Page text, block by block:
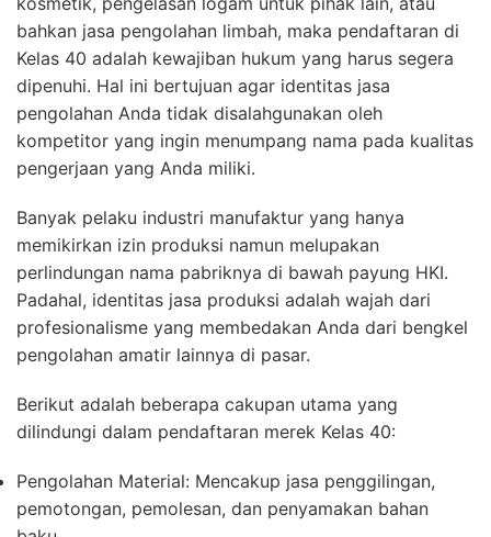
bahkan jasa pengolahan limbah, maka pendaftaran di
Kelas 40 adalah kewajiban hukum yang harus segera
dipenuhi. Hal ini bertujuan agar identitas jasa
pengolahan Anda tidak disalahgunakan oleh
kompetitor yang ingin menumpang nama pada kualitas
pengerjaan yang Anda miliki.
Banyak pelaku industri manufaktur yang hanya
memikirkan izin produksi namun melupakan
perlindungan nama pabriknya di bawah payung HKI.
Padahal, identitas jasa produksi adalah wajah dari
profesionalisme yang membedakan Anda dari bengkel
pengolahan amatir lainnya di pasar.
Berikut adalah beberapa cakupan utama yang
dilindungi dalam pendaftaran merek Kelas 40:
Pengolahan Material: Mencakup jasa penggilingan,
pemotongan, pemolesan, dan penyamakan bahan